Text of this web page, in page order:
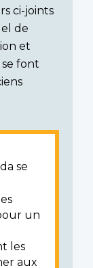
ci-joints
de
et
font
se
un
les
aux